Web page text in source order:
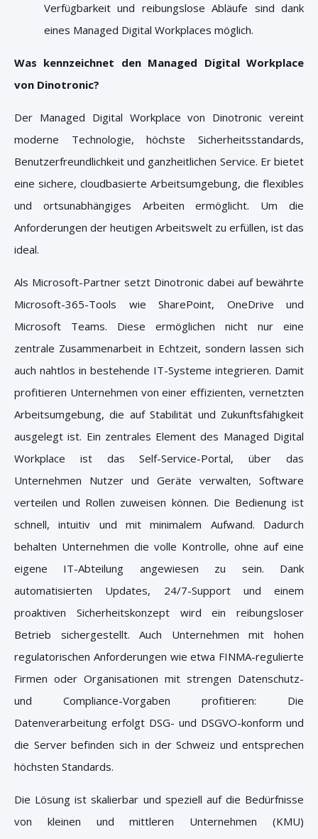
Verfügbarkeit und reibungslose Abläufe sind dank
eines Managed Digital Workplaces möglich.
Was kennzeichnet den Managed Digital Workplace
von Dinotronic?
Der Managed Digital Workplace von Dinotronic vereint
moderne Technologie, höchste Sicherheitsstandards,
Benutzerfreundlichkeit und ganzheitlichen Service. Er bietet
eine sichere, cloudbasierte Arbeitsumgebung, die flexibles
und ortsunabhängiges Arbeiten ermöglicht. Um die
Anforderungen der heutigen Arbeitswelt zu erfüllen, ist das
ideal.
Als Microsoft-Partner setzt Dinotronic dabei auf bewährte
Microsoft-365-Tools wie SharePoint, OneDrive und
Microsoft Teams. Diese ermöglichen nicht nur eine
zentrale Zusammenarbeit in Echtzeit, sondern lassen sich
auch nahtlos in bestehende IT-Systeme integrieren. Damit
profitieren Unternehmen von einer effizienten, vernetzten
Arbeitsumgebung, die auf Stabilität und Zukunftsfähigkeit
ausgelegt ist. Ein zentrales Element des Managed Digital
Workplace ist das Self-Service-Portal, über das
Unternehmen Nutzer und Geräte verwalten, Software
verteilen und Rollen zuweisen können. Die Bedienung ist
schnell, intuitiv und mit minimalem Aufwand. Dadurch
behalten Unternehmen die volle Kontrolle, ohne auf eine
eigene IT-Abteilung angewiesen zu sein.
Dank
automatisierten Updates, 24/7-Support und einem
proaktiven Sicherheitskonzept wird ein reibungsloser
Betrieb sichergestellt. Auch Unternehmen mit hohen
regulatorischen Anforderungen wie etwa FINMA-regulierte
Firmen oder Organisationen mit strengen Datenschutz-
und Compliance-Vorgaben profitieren: Die
Datenverarbeitung erfolgt DSG- und DSGVO-konform und
die Server befinden sich in der Schweiz und entsprechen
höchsten Standards.
Die Lösung ist skalierbar und speziell auf die Bedürfnisse
von kleinen und mittleren Unternehmen (KMU)